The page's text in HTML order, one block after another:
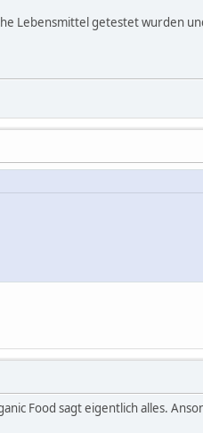
Lebensmittel getestet wurden
Food sagt eigentlich alles.